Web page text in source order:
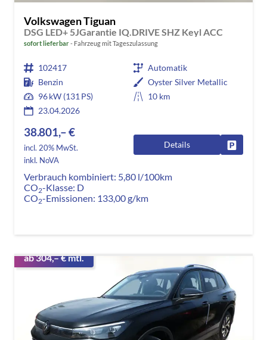
Volkswagen Tiguan
DSG LED+ 5JGarantie IQ.DRIVE SHZ Keyl ACC
sofort lieferbar Fahrzeug mit Tageszulassung
102417
Automatik
Benzin
Oyster Silver Metallic
96 kW (131 PS)
10 km
23.04.2026
38.801,– €
incl. 20% MwSt.
inkl. NoVA
Details
Verbrauch kombiniert: 5,80 l/100km
CO2-Klasse: D
CO2-Emissionen: 133,00 g/km
ab 304,– € mtl.